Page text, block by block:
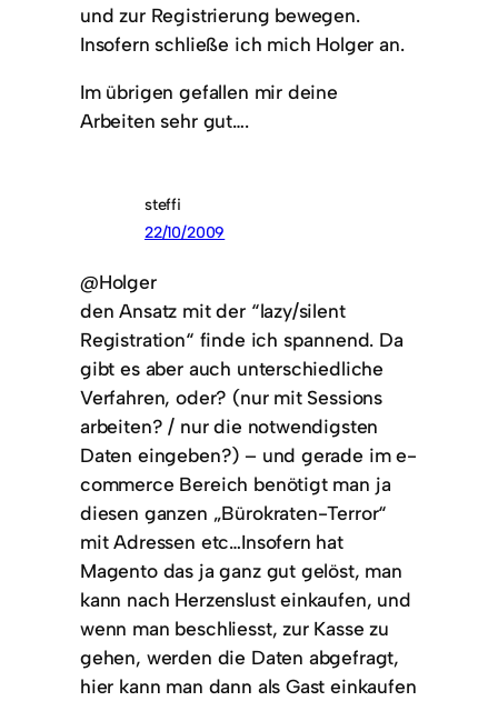
und zur Registrierung bewegen.
Insofern schließe ich mich Holger an.
Im übrigen gefallen mir deine
Arbeiten sehr gut….
steffi
22/10/2009
@Holger
den Ansatz mit der “lazy/silent
Registration“ finde ich spannend. Da
gibt es aber auch unterschiedliche
Verfahren, oder? (nur mit Sessions
arbeiten? / nur die notwendigsten
Daten eingeben?) – und gerade im e-
commerce Bereich benötigt man ja
diesen ganzen „Bürokraten-Terror“
mit Adressen etc…Insofern hat
Magento das ja ganz gut gelöst, man
kann nach Herzenslust einkaufen, und
wenn man beschliesst, zur Kasse zu
gehen, werden die Daten abgefragt,
hier kann man dann als Gast einkaufen